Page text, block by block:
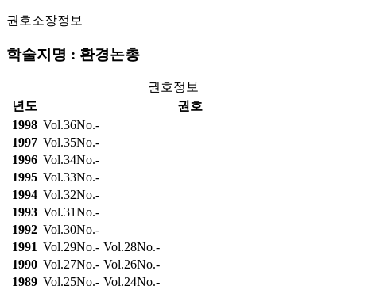
권호소장정보
학술지명 : 환경논총
권호정보
년도
권호
1998 Vol.36No.-
1997 Vol.35No.-
1996 Vol.34No.-
1995 Vol.33No.-
1994 Vol.32No.-
1993 Vol.31No.-
1992 Vol.30No.-
1991 Vol.29No.- Vol.28No.-
1990 Vol.27No.- Vol.26No.-
1989 Vol.25No.- Vol.24No.-